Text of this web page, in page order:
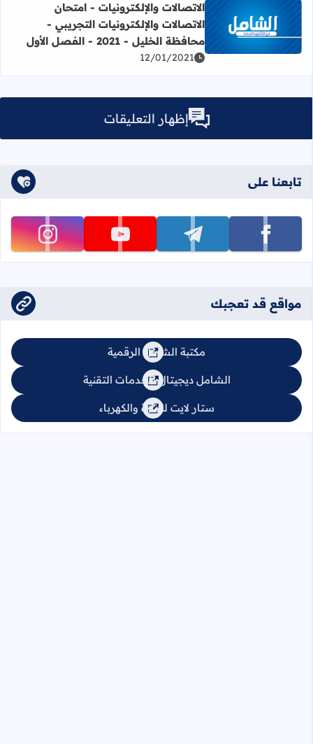
اقرأ المزيد عن الاتصالات والإلكترونيات - امتحان الاتصالات
الاتصالات والإلكترونيات - امتحان
الاتصالات والإلكترونيات التجريبي -
محافظة الخليل - 2021 - الفصل الأول
12/01/2021
إظهار التعليقات
تابعنا على
تابعنا على facebook تابعنا على telegram تابعنا على youtube تابعنا على instagram
مواقع قد تعجبك
مكتبة الشامل الرقمية
الشامل ديجيتال للخدمات التقنية
ستار لايت للإنارة والكهرباء